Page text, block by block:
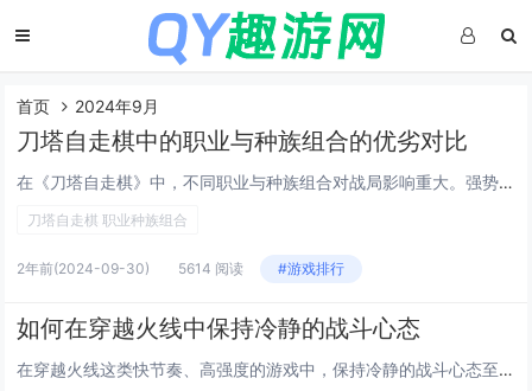
首页 2024年9月
刀塔自走棋中的职业与种族组合的优劣对比
在《刀塔自走棋》中，不同职业与种族组合对战局影响重大。强势组合往往拥有更多胜算，如“六精灵三刺客”组合，具备高闪避与爆发伤害；“四巨魔四骑兵”则以其高攻速和回血能力著称。并非强势组合一定赢，还需考虑棋子获取难度、场上局势变化等因素，灵活调整...
刀塔自走棋 职业种族组合
2年前(2024-09-30) 5614 阅读 #游戏排行
如何在穿越火线中保持冷静的战斗心态
在穿越火线这类快节奏、高强度的游戏中，保持冷静的战斗心态至关重要。要认识到游戏只是娱乐方式之一，胜负不必看得太重。合理安排游戏时间，避免长时间连续作战导致情绪波动。学会控制呼吸和心跳，遇到不利情况时深呼吸几秒钟，有助于平复心情。多与队友沟通...